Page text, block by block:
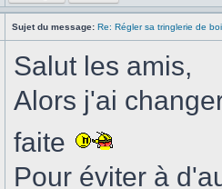
Sujet du message: Re: Régler sa tringlerie de
Salut les amis,
Alors j'ai
faite
Pour éviter à